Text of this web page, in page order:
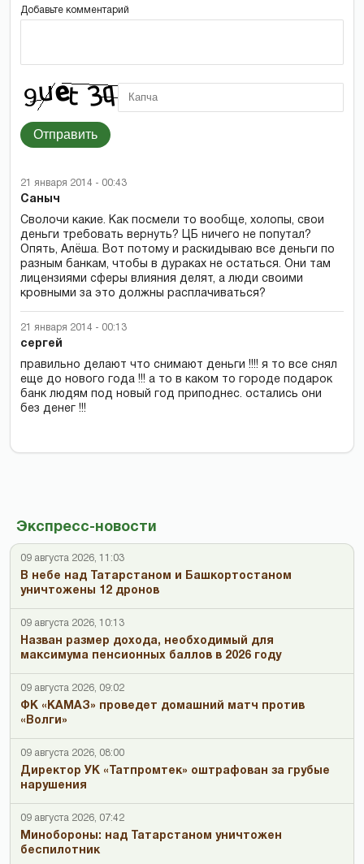
Экспресс-новости
09 августа 2026, 11:03
В небе над Татарстаном и Башкортостаном
уничтожены 12 дронов
09 августа 2026, 10:13
Назван размер дохода, необходимый для
максимума пенсионных баллов в 2026 году
09 августа 2026, 09:02
ФК «КАМАЗ» проведет домашний матч против
«Волги»
09 августа 2026, 08:00
Директор УК «Татпромтек» оштрафован за грубые
нарушения
09 августа 2026, 07:42
Минобороны: над Татарстаном уничтожен
беспилотник
Добавьте комментарий
Отправить
21 января 2014 - 00:43
Саныч
Сволочи какие. Как посмели то вообще, холопы, свои
деньги требовать вернуть? ЦБ ничего не попутал?
Опять, Алёша. Вот потому и раскидываю все деньги по
разным банкам, чтобы в дураках не остаться. Они там
лицензиями сферы влияния делят, а люди своими
кровными за это должны расплачиваться?
21 января 2014 - 00:13
сергей
правильно делают что снимают деньги !!!! я то все снял
еще до нового года !!! а то в каком то городе подарок
банк людям под новый год приподнес. остались они
без денег !!!